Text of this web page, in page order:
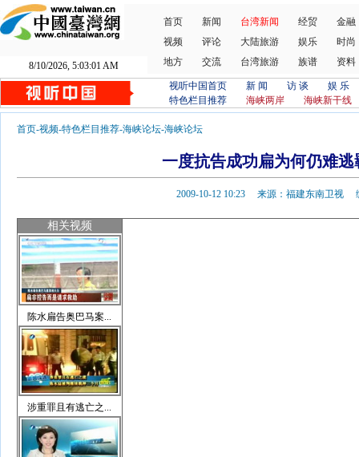
8/10/2026, 5:03:01 AM
首页 新闻 台湾新闻 经贸
金融
视频
评论 大陆旅游 娱乐
时尚
地方
交流 台湾旅游 族谱 资料
视听中国首页 新 闻 访 谈
娱 乐
特色栏目推荐
海峡两岸 海峡新干线
首页-视频-特色栏目推荐-海峡论坛-海峡论坛
一度抗告成功扁为何仍难逃
2009-10-12 10:23 来源：福建东南卫视
相关视频
陈水扁告奥巴马案...
涉重罪且有逃亡之...